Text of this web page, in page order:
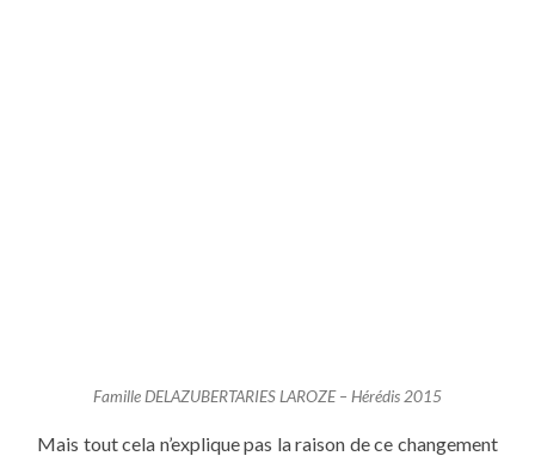
Famille DELAZUBERTARIES LAROZE – Hérédis 2015
Mais toutcela n’explique pas la raison de ce changement